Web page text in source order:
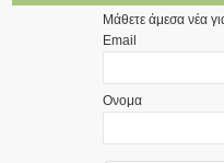
Μάθετε άμεσα νέα
Email
Ονομα